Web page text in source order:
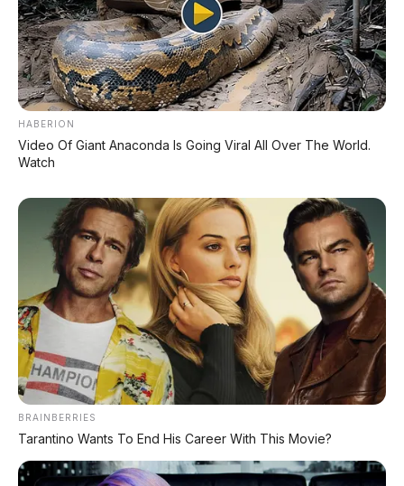
PROMO MINGGU INI
KREDIT MOTOR
100RBNETT
Honda, Yamaha, Suzuki, Kawasaki
✅ Proses 1 Jam Langsung ACC
✅ Syarat Cukup KTP & KK
AMBIL PROMO >
DIJUAL MOBIL BEKAS DENPASAR
Legam, Low KM 100 Ribu, Pajak Panjang!
HABERION
Video Of Giant Anaconda Is Going Viral All Over The World.
Watch
BRAINBERRIES
Tarantino Wants To End His Career With This Movie?